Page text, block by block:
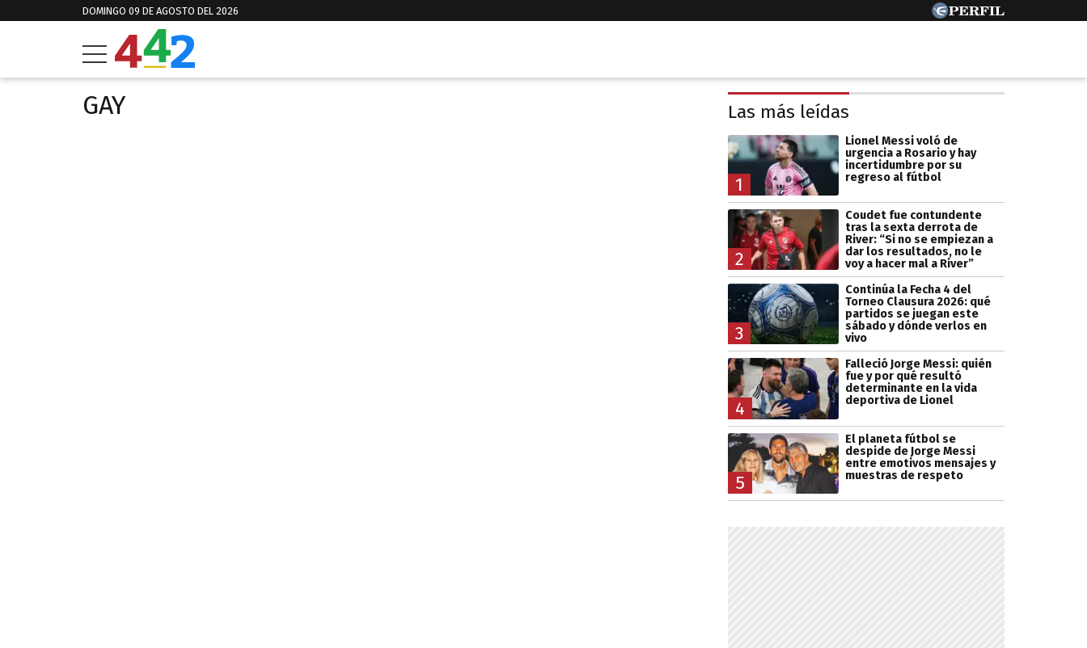
DOMINGO 09 DE AGOSTO DEL 2026
GAY Las más leídas
1
Lionel Messi voló de
urgencia a Rosario y hay
incertidumbre por su
regreso al fútbol
2
Coudet fue contundente
tras la sexta derrota de
River: “Si no se empiezan a
dar los resultados, no le
voy a hacer mal a River”
3
Continúa la Fecha 4 del
Torneo Clausura 2026: qué
partidos se juegan este
sábado y dónde verlos en
vivo
4
Falleció Jorge Messi: quién
fue y por qué resultó
determinante en la vida
deportiva de Lionel
5
El planeta fútbol se
despide de Jorge Messi
entre emotivos mensajes y
muestras de respeto